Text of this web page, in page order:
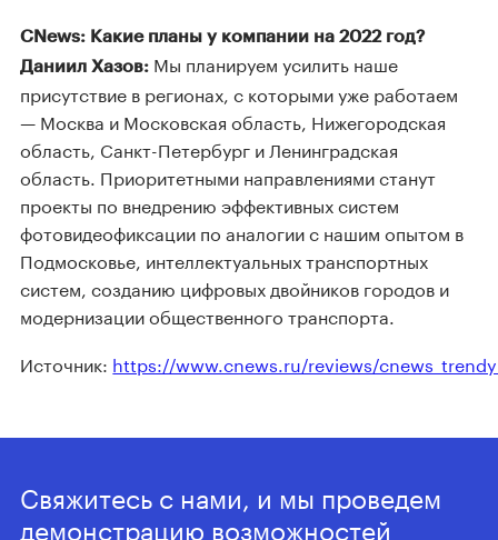
CNews: Какие планы у компании на 2022 год?
Даниил Хазов: Мы планируем усилить наше
присутствие в регионах, с которыми уже работаем
— Москва и Московская область, Нижегородская
область, Санкт-Петербург и Ленинградская
область. Приоритетными направлениями станут
проекты по внедрению эффективных систем
фотовидеофиксации по аналогии с нашим опытом в
Подмосковье, интеллектуальных транспортных
систем, созданию цифровых двойников городов и
модернизации общественного транспорта.
Источник: https://www.cnews.ru/reviews/
Свяжитесь с нами, и мы проведем
демонстрацию возможностей